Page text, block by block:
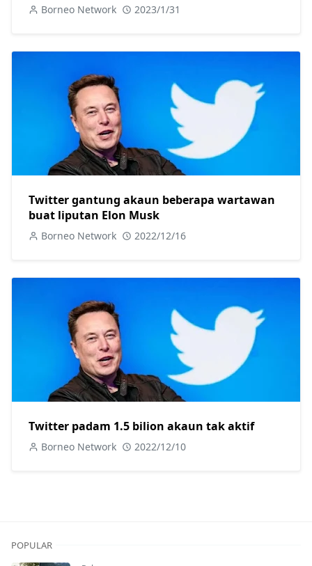
Borneo Network 2023/1/31
Twitter gantung akaun beberapa wartawan
buat liputan Elon Musk
Borneo Network 2022/12/16
Twitter padam 1.5 bilion akaun tak aktif
Borneo Network 2022/12/10
POPULAR